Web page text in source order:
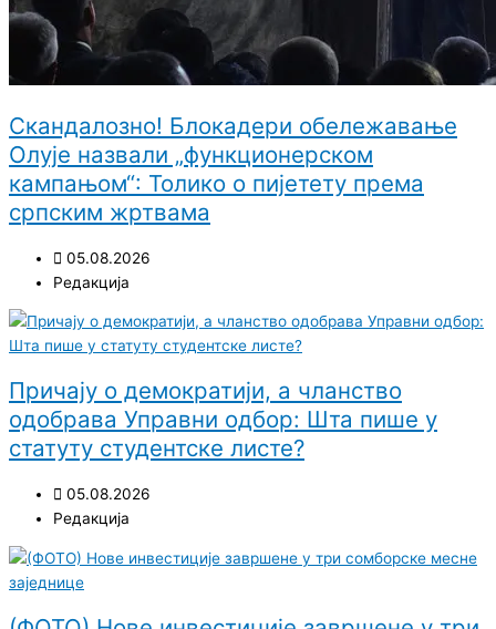
Скандалозно! Блокадери обележавање
Олује назвали „функционерском
кампањом“: Толико о пијетету према
српским жртвама
05.08.2026
Редакција
Причају о демократији, а чланство
одобрава Управни одбор: Шта пише у
статуту студентске листе?
05.08.2026
Редакција